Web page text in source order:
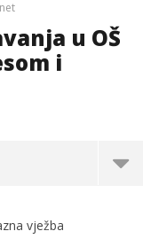
u OŠ
i
vježba